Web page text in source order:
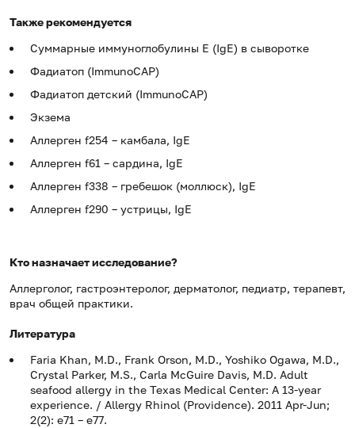
Также рекомендуется
Суммарные иммуноглобулины E (IgE) в сыворотке
Фадиатоп (ImmunoCAP)
Фадиатоп детский (ImmunoCAP)
Экзема
Аллерген f254 – камбала, IgE
Аллерген f61 – сардина, IgE
Аллерген f338 – гребешок (моллюск), IgE
Аллерген f290 – устрицы, IgE
Кто назначает исследование?
Аллерголог, гастроэнтеролог, дерматолог, педиатр, терапевт,
врач общей практики.
Литература
Faria Khan, M.D., Frank Orson, M.D., Yoshiko Ogawa, M.D.,
Crystal Parker, M.S., Carla McGuire Davis, M.D. Adult
seafood allergy in the Texas Medical Center: A 13-year
experience. / Allergy Rhinol (Providence). 2011 Apr-Jun;
2(2): e71 – e77.